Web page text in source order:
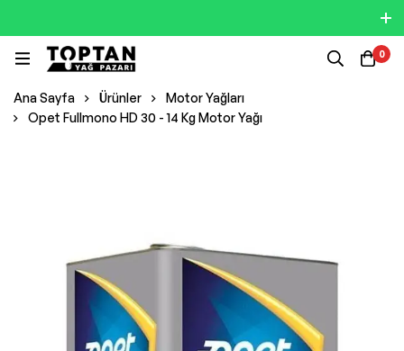
0
Ana Sayfa Ürünler
Motor Yağları
Opet Fullmono HD 30 - 14 Kg Motor Yağı